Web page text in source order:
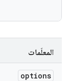
المعلَمات
options